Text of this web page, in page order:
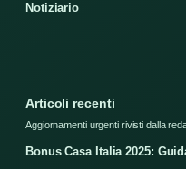
Notiziario
Articoli recenti
Aggiornamenti urgenti rivisti dalla
Bonus Casa Italia 2025: